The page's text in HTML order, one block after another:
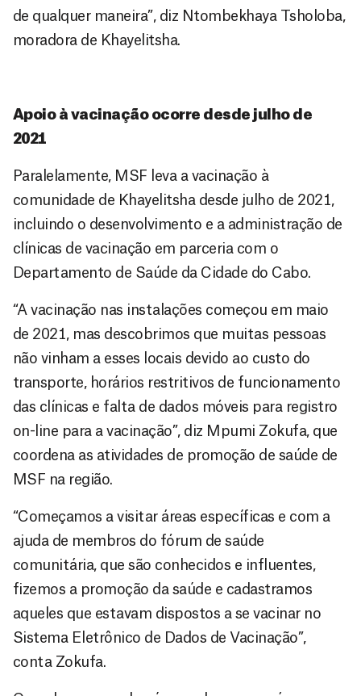
de qualquer maneira”, diz Ntombekhaya Tsholoba,
moradora de Khayelitsha.
Apoio à vacinação ocorre desde julho de
2021
Paralelamente, MSF leva a vacinação à
comunidade de Khayelitsha desde julho de 2021,
incluindo o desenvolvimento e a administração de
clínicas de vacinação em parceria com o
Departamento de Saúde da Cidade do Cabo.
“A vacinação nas instalações começou em maio
de 2021, mas descobrimos que muitas pessoas
não vinham a esses locais devido ao custo do
transporte, horários restritivos de funcionamento
das clínicas e falta de dados móveis para registro
on-line para a vacinação”, diz Mpumi Zokufa, que
coordena as atividades de promoção de saúde de
MSF na região.
“Começamos a visitar áreas específicas e com a
ajuda de membros do fórum de saúde
comunitária, que são conhecidos e influentes,
fizemos a promoção da saúde e cadastramos
aqueles que estavam dispostos a se vacinar no
Sistema Eletrônico de Dados de Vacinação”,
conta Zokufa.